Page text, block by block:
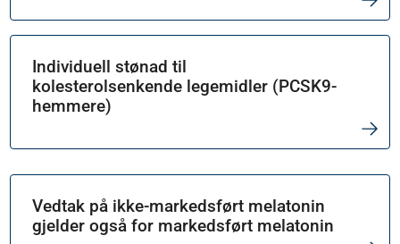
Individuell stønad til
kolesterolsenkende legemidler (PCSK9-
hemmere)
Vedtak på ikke-markedsført melatonin
gjelder også for markedsført melatonin